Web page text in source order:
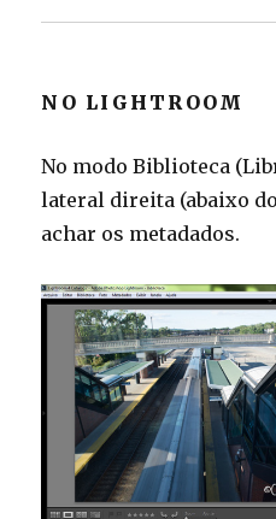
NO LIGHTROOM
No modo Biblioteca
lateral direita (abaixo
achar os metadados.